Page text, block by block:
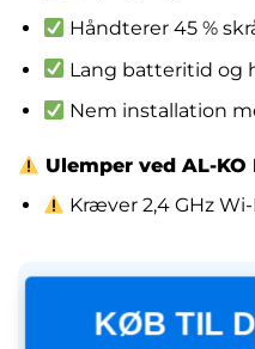
Håndterer 45 %
Lang batteritid og
Nem installation
Ulemper ved AL-
Kræver 2,4 GHz
KØB TIL